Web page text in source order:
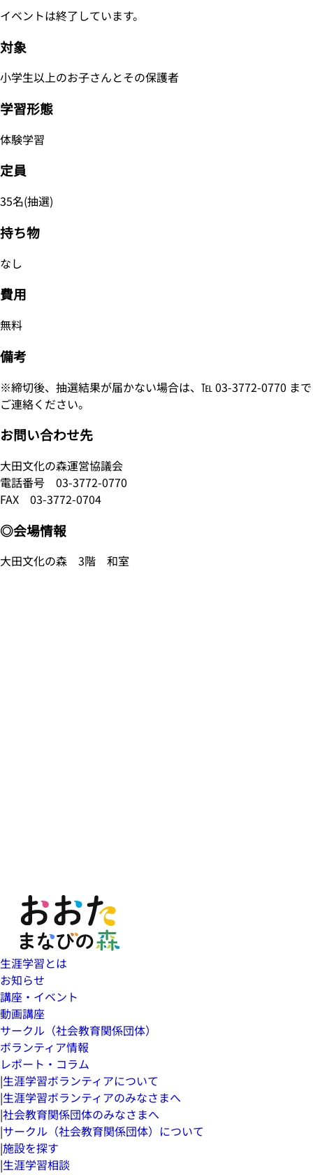
イベントは終了しています。
対象
小学生以上のお子さんとその保護者
学習形態
体験学習
定員
35名(抽選)
持ち物
なし
費用
無料
備考
※締切後、抽選結果が届かない場合は、℡ 03-3772-0770 まで
ご連絡ください。
お問い合わせ先
大田文化の森運営協議会
電話番号 03-3772-0770
FAX 03-3772-0704
◎会場情報
大田文化の森 3階 和室
生涯学習とは
お知らせ
講座・イベント
動画講座
サークル（社会教育関係団体）
ボランティア情報
レポート・コラム
|生涯学習ボランティアについて
|生涯学習ボランティアのみなさまへ
|社会教育関係団体のみなさまへ
|サークル（社会教育関係団体）について
|施設を探す
|生涯学習相談